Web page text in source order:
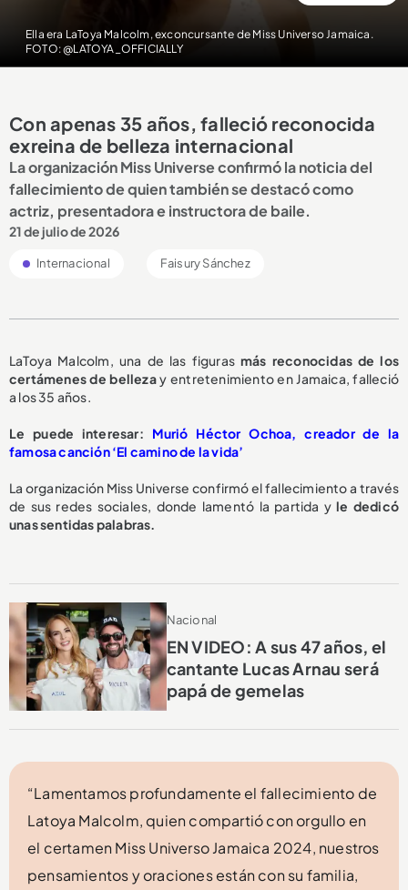
Ella era LaToya Malcolm, exconcursante de Miss Universo Jamaica.
FOTO: @LATOYA_OFFICIALLY
Con apenas 35 años, falleció reconocida
exreina de belleza internacional
La organización Miss Universe confirmó la noticia del
fallecimiento de quien también se destacó como
actriz, presentadora e instructora de baile.
21 de julio de 2026
Internacional Faisury Sánchez
LaToya Malcolm, una de las figurasmás reconocidas de los
certámenes de bellezay entretenimiento en Jamaica, falleció
a los 35 años.
Le puede interesar: Murió Héctor Ochoa, creador de la
famosa canción ‘El camino de la vida’
La organización Miss Universe confirmó el fallecimiento a través
de sus redes sociales, donde lamentó la partida yle dedicó
unas sentidas palabras.
Nacional
EN VIDEO: A sus 47 años, el
cantante Lucas Arnau será
papá de gemelas
“Lamentamos profundamente el fallecimiento de
Latoya Malcolm, quien compartió con orgullo en
el certamen Miss Universo Jamaica 2024, nuestros
pensamientos y oraciones están con su familia,